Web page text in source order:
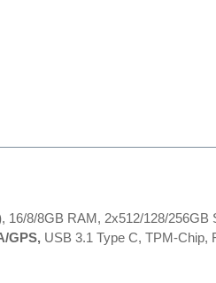
, 16/8/8GB RAM, 2x512/128/256GB
GPS, USB 3.1 Type C, TPM-Chip,